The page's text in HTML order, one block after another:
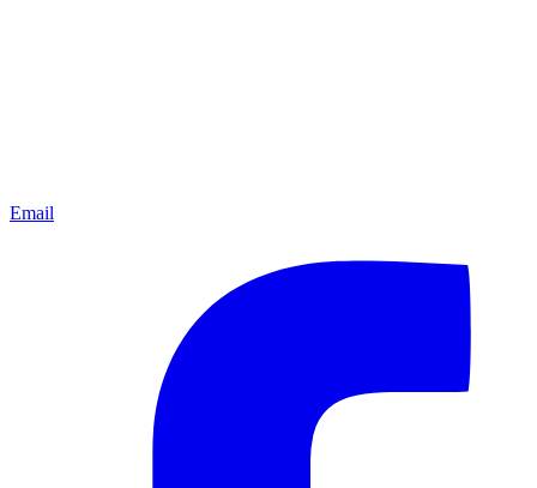
Email